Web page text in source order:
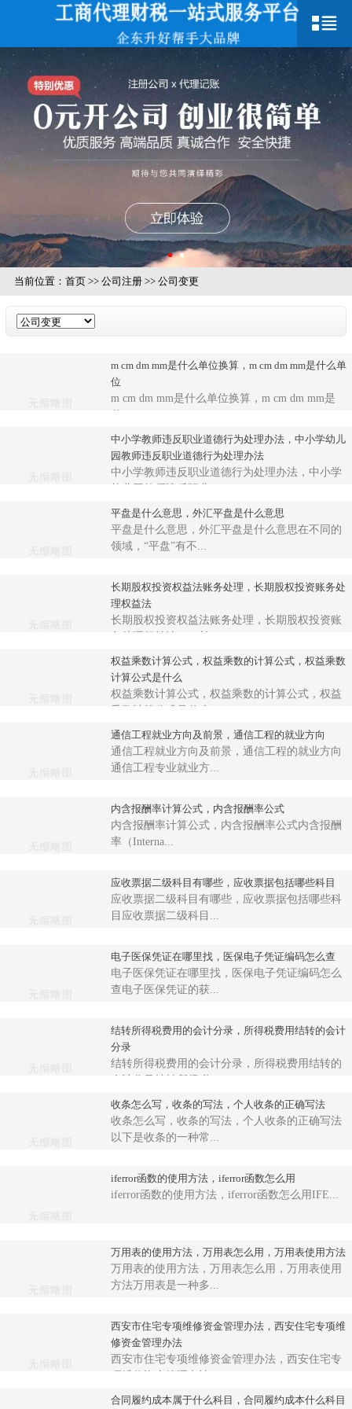
当前位置： 首页>> 公司注册>> 公司变更
m cm dm mm是什么单位换算，m cm dm mm是什么单
位
m cm dm mm是什么单位换算，m cm dm mm是
中小学教师违反职业道德行为处理办法，中小学幼儿
园教师违反职业道德行为处理办法
中小学教师违反职业道德行为处理办法，中小学
平盘是什么意思，外汇平盘是什么意思
平盘是什么意思，外汇平盘是什么意思在不同的
领域，“平盘”有不...
长期股权投资权益法账务处理，长期股权投资账务处
理权益法
长期股权投资权益法账务处理，长期股权投资账
权益乘数计算公式，权益乘数的计算公式，权益乘数
计算公式是什么
权益乘数计算公式，权益乘数的计算公式，权益
通信工程就业方向及前景，通信工程的就业方向
通信工程就业方向及前景，通信工程的就业方向
通信工程专业就业方...
内含报酬率计算公式，内含报酬率公式
内含报酬率计算公式，内含报酬率公式内含报酬
率（Interna...
应收票据二级科目有哪些，应收票据包括哪些科目
应收票据二级科目有哪些，应收票据包括哪些科
目应收票据二级科目...
电子医保凭证在哪里找，医保电子凭证编码怎么查
电子医保凭证在哪里找，医保电子凭证编码怎么
查电子医保凭证的获...
结转所得税费用的会计分录，所得税费用结转的会计
分录
结转所得税费用的会计分录，所得税费用结转的
收条怎么写，收条的写法，个人收条的正确写法
收条怎么写，收条的写法，个人收条的正确写法
以下是收条的一种常...
iferror函数的使用方法，iferror函数怎么用
iferror函数的使用方法，iferror函数怎么用IFE...
万用表的使用方法，万用表怎么用，万用表使用方法
万用表的使用方法，万用表怎么用，万用表使用
方法万用表是一种多...
西安市住宅专项维修资金管理办法，西安住宅专项维
修资金管理办法
西安市住宅专项维修资金管理办法，西安住宅专
合同履约成本属于什么科目，合同履约成本什么科目